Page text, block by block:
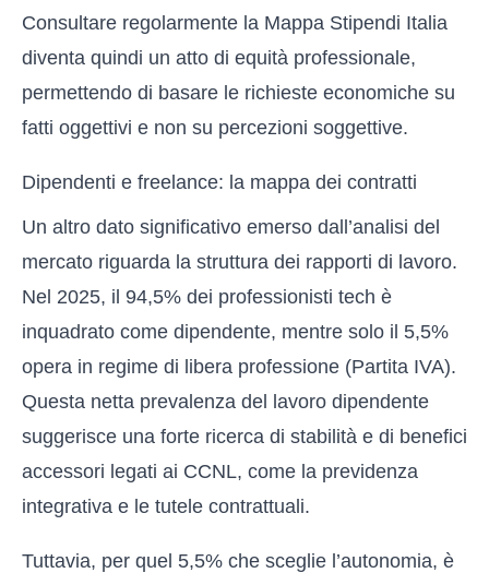
Consultare regolarmente la Mappa Stipendi Italia
diventa quindi un atto di equità professionale,
permettendo di basare le richieste economiche su
fatti oggettivi e non su percezioni soggettive.
Dipendenti e freelance: la mappa dei contratti
Un altro dato significativo emerso dall’analisi del
mercato riguarda la struttura dei rapporti di lavoro.
Nel 2025, il 94,5% dei professionisti tech è
inquadrato come dipendente, mentre solo il 5,5%
opera in regime di libera professione (Partita IVA).
Questa netta prevalenza del lavoro dipendente
suggerisce una forte ricerca di stabilità e di benefici
accessori legati ai CCNL, come la previdenza
integrativa e le tutele contrattuali.
Tuttavia, per quel 5,5% che sceglie l’autonomia, è